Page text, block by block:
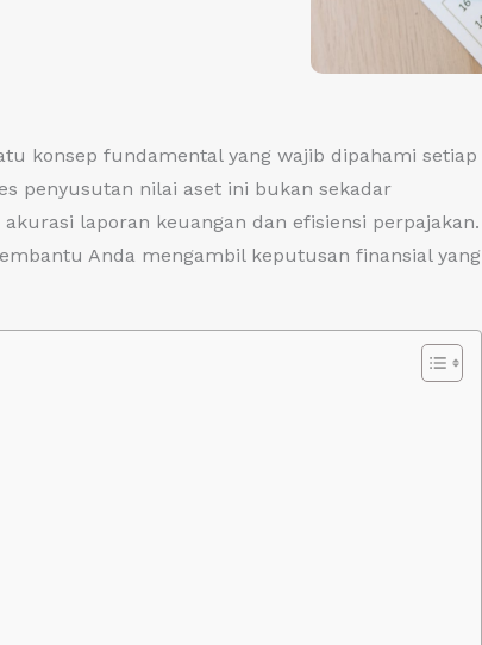
konsep fundamental yang wajib dipahami setiap
penyusutan nilai aset ini bukan sekadar
laporan keuangan dan efisiensi perpajakan.
Anda mengambil keputusan finansial yang